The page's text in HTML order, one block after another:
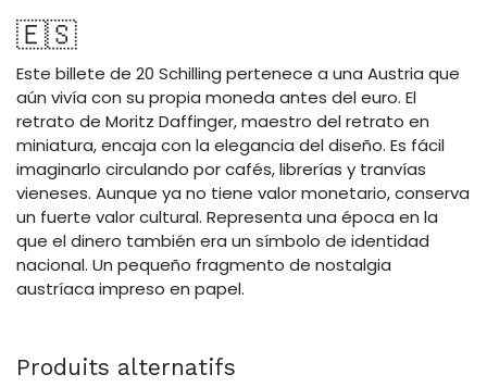
🇪🇸
Este billete de 20 Schilling pertenece a una Austria que
aún vivía con su propia moneda antes del euro. El
retrato de Moritz Daffinger, maestro del retrato en
miniatura, encaja con la elegancia del diseño. Es fácil
imaginarlo circulando por cafés, librerías y tranvías
vieneses. Aunque ya no tiene valor monetario, conserva
un fuerte valor cultural. Representa una época en la
que el dinero también era un símbolo de identidad
nacional. Un pequeño fragmento de nostalgia
austríaca impreso en papel.
Produits alternatifs